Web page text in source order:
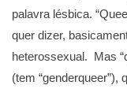
palavra lésbica.
quer dizer,
heterossexual. Mas
(tem “genderqueer”),